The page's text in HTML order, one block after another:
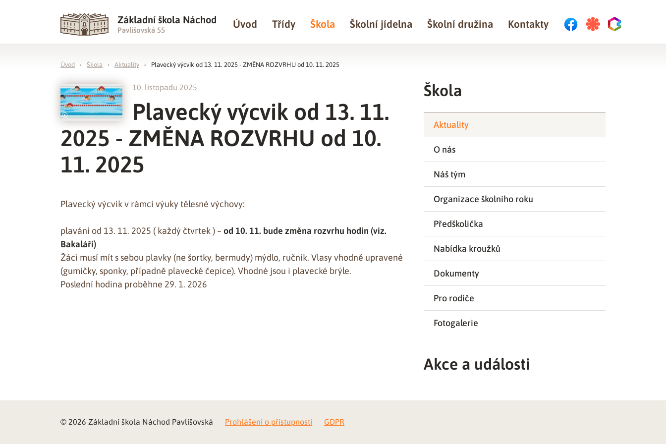
Základní škola Náchod
Pavlišovská 55
Úvod Třídy Škola Školní jídelna Školní družina Kontakty
Úvod Škola Aktuality Plavecký výcvik od 13. 11. 2025 - ZMĚNA ROZVRHU od 10. 11. 2025
10. listopadu 2025
Plavecký výcvik od 13. 11.
2025 - ZMĚNA ROZVRHU od 10.
11. 2025
Plavecký výcvik v rámci výuky tělesné výchovy:
plavání od 13. 11. 2025 ( každý čtvrtek ) – od 10. 11. bude změna rozvrhu hodin (viz.
Bakaláři)
Žáci musí mít s sebou plavky (ne šortky, bermudy) mýdlo, ručník. Vlasy vhodně upravené
(gumičky, sponky, případně plavecké čepice). Vhodné jsou i plavecké brýle.
Poslední hodina proběhne 29. 1. 2026
Škola
Aktuality
O nás
Náš tým
Organizace školního roku
Předškolička
Nabídka kroužků
Dokumenty
Pro rodiče
Fotogalerie
Akce a události
© 2026 Základní škola Náchod Pavlišovská Prohlášení o přístupnosti GDPR